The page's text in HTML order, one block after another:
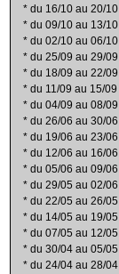
* du 16/10 au 20/10
* du 09/10 au 13/10
* du 02/10 au 06/10
* du 25/09 au 29/09
* du 18/09 au 22/09
* du 11/09 au 15/09
* du 04/09 au 08/09
* du 26/06 au 30/06
* du 19/06 au 23/06
* du 12/06 au 16/06
* du 05/06 au 09/06
* du 29/05 au 02/06
* du 22/05 au 26/05
* du 14/05 au 19/05
* du 07/05 au 12/05
* du 30/04 au 05/05
* du 24/04 au 28/04